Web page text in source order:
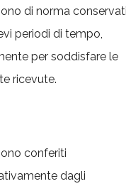
di norma
periodi di tempo,
per soddisfare le
ricevute.
conferiti
dagli